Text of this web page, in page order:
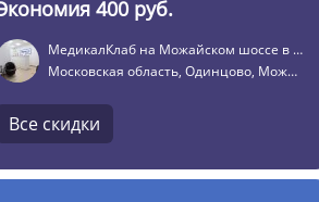
400 руб.
МедикалКлаб на Можайском шоссе в Одинцово
Московская область, Одинцово, Можайское шоссе, 26Б
Все скидки